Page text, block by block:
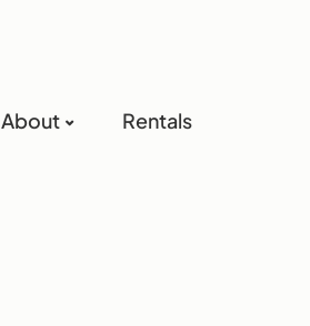
About Rentals